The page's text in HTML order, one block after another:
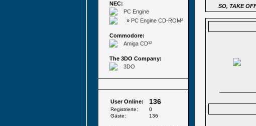
NEC:
PC Engine
» PC Engine CD-ROM²
Commodore:
Amiga CD³²
The 3DO Company:
3DO
User Online: 136
Registrierte:
0
Gäste:
136
SO, TAKE